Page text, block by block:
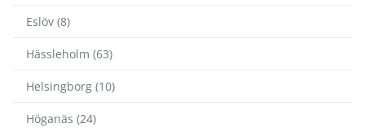
Eslöv (8)
Hässleholm (63)
Helsingborg (10)
Höganäs (24)